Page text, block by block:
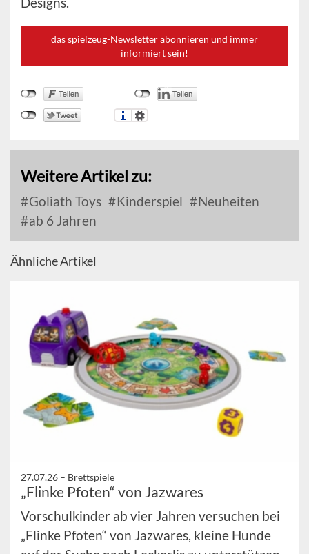
das spielzeug-Newsletter abonnieren und immer
informiert sein!
Weitere Artikel zu:
Goliath Toys Kinderspiel
Neuheiten
ab 6 Jahren
Ähnliche Artikel
27.07.26 – Brettspiele
„Flinke Pfoten“ von Jazwares
Vorschulkinder ab vier Jahren versuchen bei
„Flinke Pfoten“ von Jazwares, kleine Hunde